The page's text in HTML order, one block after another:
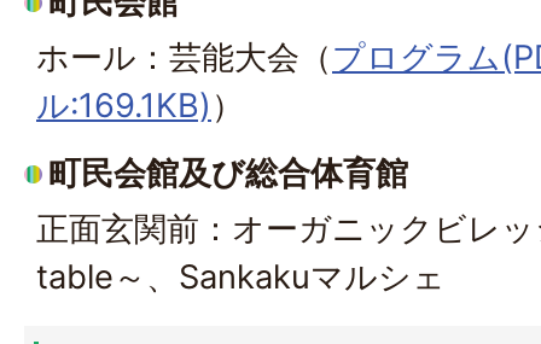
ホール：芸能大会（プログラム
ル:169.1KB) ）
町民会館及び総合体育館
正面玄関前：オーガニックビレ
table～、Sankakuマルシェ